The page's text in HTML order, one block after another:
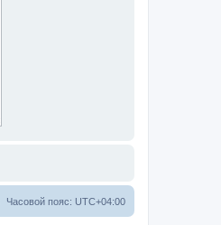
Часовой пояс: UTC+04:00